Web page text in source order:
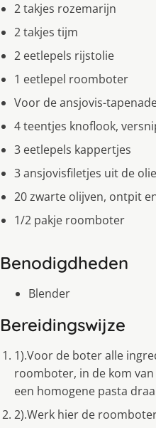
2 takjes rozemarijn
2 takjes tijm
2 eetlepels rijstolie
1 eetlepel roomboter
Voor de ansjovis-
4 teentjes knoflook,
3 eetlepels kappertjes
3 ansjovisfiletjes uit de olie
20 zwarte olijven, ontpit
1/2 pakje roomboter
Benodigdheden
Blender
Bereidingswijze
1).Voor de boter alle
roomboter, in de kom
een homogene pasta
2).Werk hier de